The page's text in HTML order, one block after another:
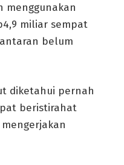
menggunakan
miliar sempat
belum
diketahui pernah
beristirahat